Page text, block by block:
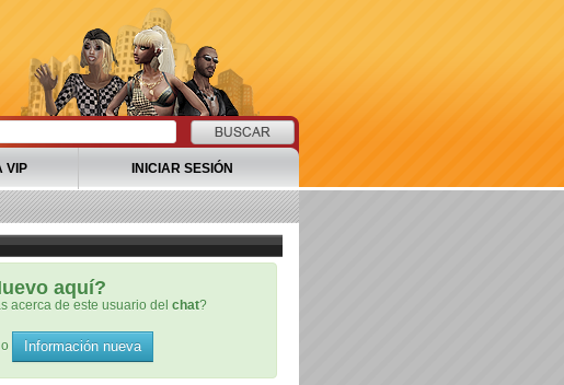
VIP INICIAR SESIÓN
aquí?
acerca de este usuario del chat?
o Información nueva